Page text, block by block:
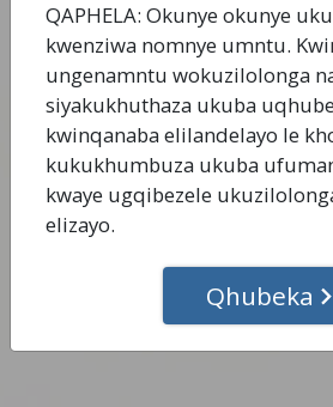
QAPHELA: Okunye okunye
kwenziwa nomnye umntu.
ungenamntu wokuzilolonga
siyakukhuthaza ukuba
kwinqanaba elilandelayo le
kukukhumbuza ukuba
kwaye ugqibezele
elizayo.
Qhubeka